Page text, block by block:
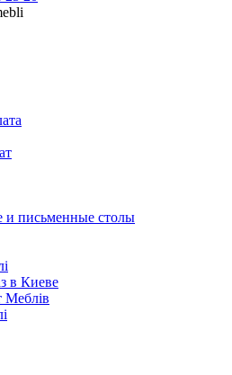
письменные столы
в Киеве
Меблів